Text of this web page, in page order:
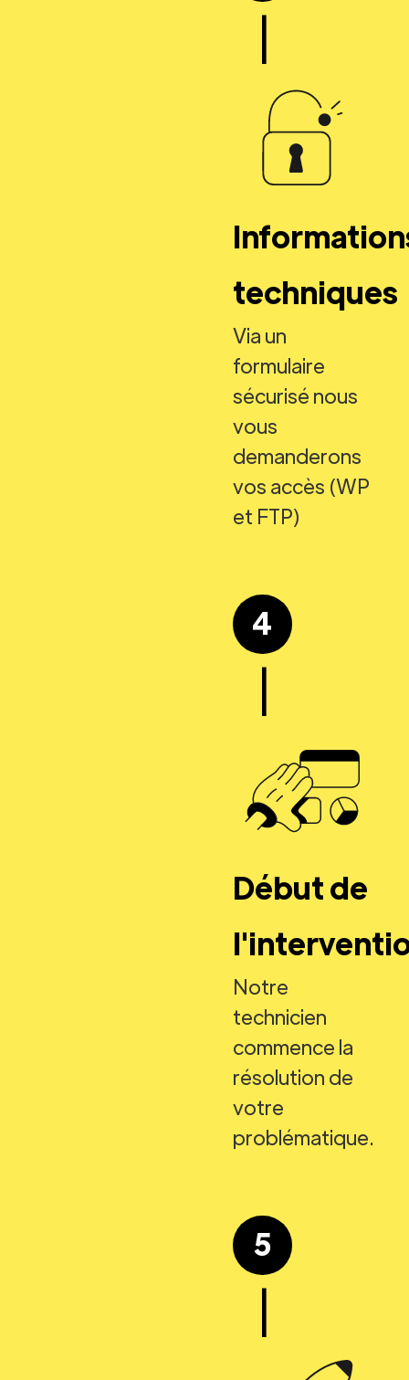
|
techniques
Via un
formulaire
sécurisé nous
vous
demanderons
vos accès (WP
et FTP)
4
|
Début de
Notre
technicien
commence la
résolution de
votre
problématique.
5
|